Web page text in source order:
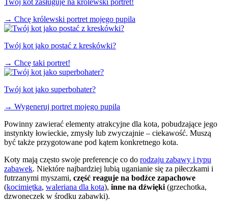
→ Chcę królewski portret mojego pupila
Twój kot jako postać z kreskówki?
→ Chcę taki portret!
Twój kot jako superbohater?
→ Wygeneruj portret mojego pupila
Powinny zawierać elementy atrakcyjne dla kota, pobudzające jego
instynkty łowieckie, zmysły lub zwyczajnie – ciekawość. Muszą
być także przygotowane pod kątem konkretnego kota.
Koty mają często swoje preferencje co do rodzaju zabawy i typu
zabawek. Niektóre najbardziej lubią uganianie się za piłeczkami i
futrzanymi myszami, część reaguje na bodźce zapachowe
(kocimiętka, waleriana dla kota), inne na dźwięki (grzechotka,
dzwoneczek w środku zabawki).